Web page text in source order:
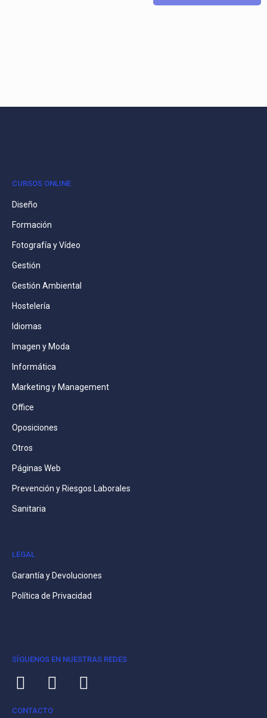
CURSOS ONLINE
Diseño
Formación
Fotografía y Vídeo
Gestión
Gestión Ambiental
Hostelería
Idiomas
Imagen y Moda
Informática
Marketing y Management
Office
Oposiciones
Otros
Páginas Web
Prevención y Riesgos Laborales
Sanitaria
LEGAL
Garantía y Devoluciones
Política de Privacidad
SÍGUENOS EN NUESTRAS REDES
CONTACTO